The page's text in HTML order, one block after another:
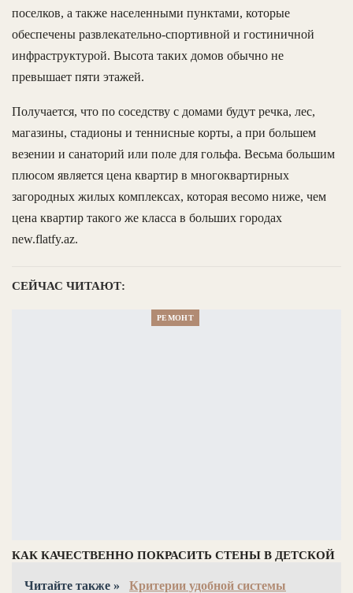
поселков, а также населенными пунктами, которые
обеспечены развлекательно-спортивной и гостиничной
инфраструктурой. Высота таких домов обычно не
превышает пяти этажей.
Получается, что по соседству с домами будут речка, лес,
магазины, стадионы и теннисные корты, а при большем
везении и санаторий или поле для гольфа. Весьма большим
плюсом является цена квартир в многоквартирных
загородных жилых комплексах, которая весомо ниже, чем
цена квартир такого же класса в больших городах
new.flatfy.az.
СЕЙЧАС ЧИТАЮТ:
РЕМОНТ
КАК КАЧЕСТВЕННО ПОКРАСИТЬ СТЕНЫ В ДЕТСКОЙ
Читайте также »
Критерии удобной системы